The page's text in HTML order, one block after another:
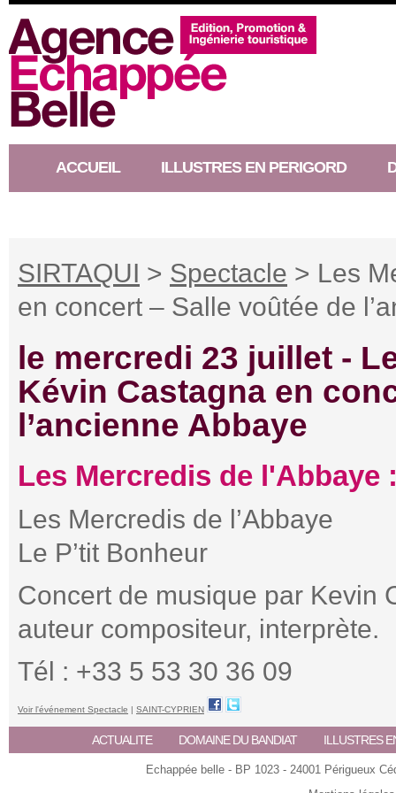
ACCUEIL ILLUSTRES EN PERIGORD
SIRTAQUI > Spectacle > Les
en concert – Salle voûtée de
le mercredi 23 juillet -
Kévin Castagna en
l’ancienne Abbaye
Les Mercredis de l'Abbaye
Les Mercredis de l’Abbaye
Le P’tit Bonheur
Concert de musique par Kevin
auteur compositeur, interprète.
Tél : +33 5 53 30 36 09
Voir l'événement Spectacle | SAINT-CYPRIEN
ACTUALITE DOMAINE DU BANDIAT ILLUSTRES
Echappée belle - BP 1023 - 24001 Périgueux